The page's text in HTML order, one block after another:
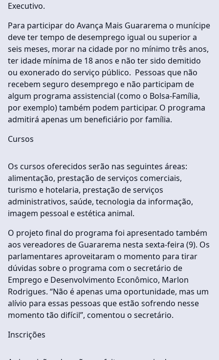
Executivo.
Para participar do Avança Mais Guararema o munícipe
deve ter tempo de desemprego igual ou superior a
seis meses, morar na cidade por no mínimo três anos,
ter idade mínima de 18 anos e não ter sido demitido
ou exonerado do serviço público. Pessoas que não
recebem seguro desemprego e não participam de
algum programa assistencial (como o Bolsa-Família,
por exemplo) também podem participar. O programa
admitirá apenas um beneficiário por família.
Cursos
Os cursos oferecidos serão nas seguintes áreas:
alimentação, prestação de serviços comerciais,
turismo e hotelaria, prestação de serviços
administrativos, saúde, tecnologia da informação,
imagem pessoal e estética animal.
O projeto final do programa foi apresentado também
aos vereadores de Guararema nesta sexta-feira (9). Os
parlamentares aproveitaram o momento para tirar
dúvidas sobre o programa com o secretário de
Emprego e Desenvolvimento Econômico, Marlon
Rodrigues. “Não é apenas uma oportunidade, mas um
alívio para essas pessoas que estão sofrendo nesse
momento tão difícil”, comentou o secretário.
Inscrições